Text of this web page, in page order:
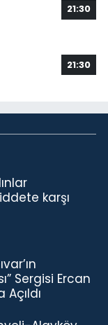
21:30
21:30
karşı
Sergisi Ercan
Açıldı